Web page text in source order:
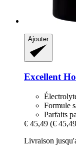
Ajouter
Excellent
Formule
Parfaits
€ 45,49 (€
Livraison